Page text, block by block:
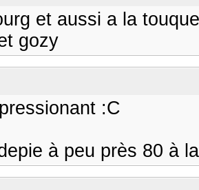
et aussi a la
gozy
:C
à peu près 80 à